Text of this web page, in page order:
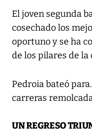
El joven segunda
cosechado los
oportuno y se ha
de los pilares de la
Pedroia bateó
carreras
UN REGRESO